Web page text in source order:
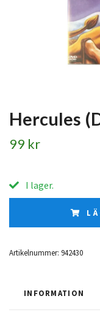
Hercules
99 kr
I lager.
Artikelnummer: 942430
INFORMATION